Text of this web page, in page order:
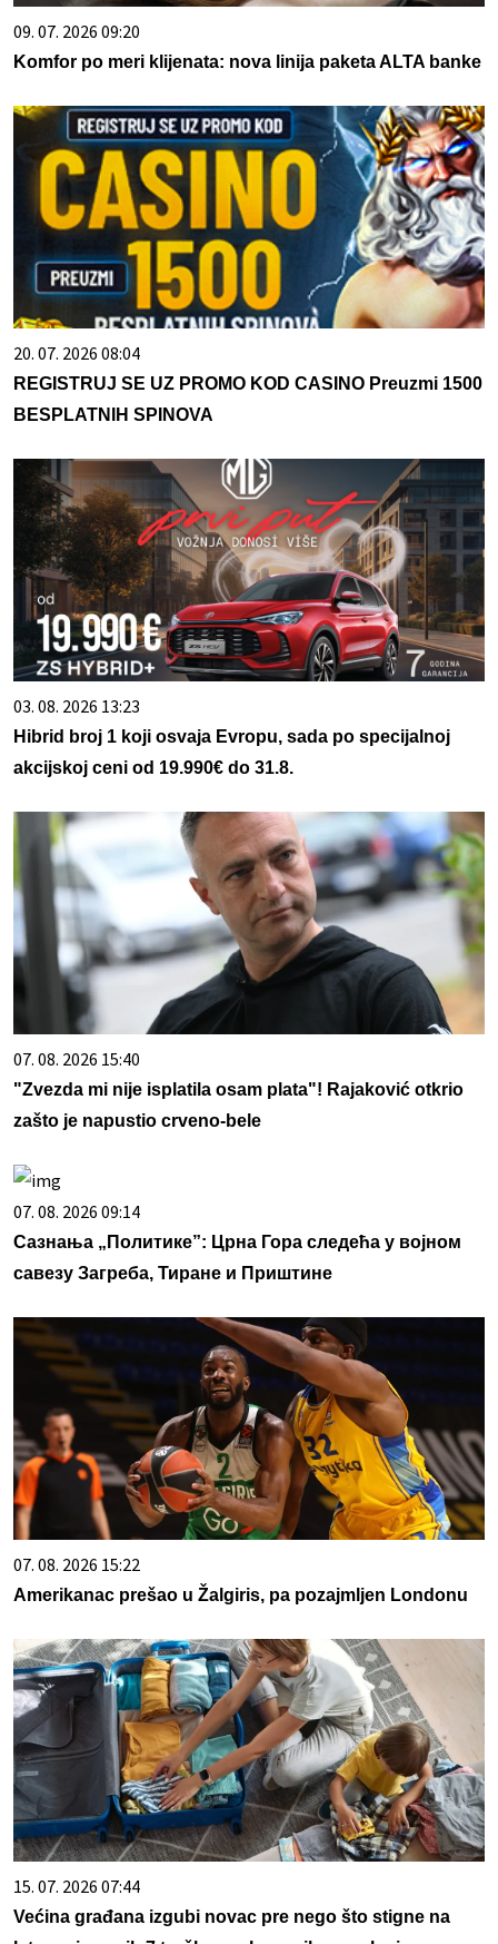
09. 07. 2026 09:20
Komfor po meri klijenata: nova linija paketa ALTA banke
20. 07. 2026 08:04
REGISTRUJ SE UZ PROMO KOD CASINO Preuzmi 1500
BESPLATNIH SPINOVA
03. 08. 2026 13:23
Hibrid broj 1 koji osvaja Evropu, sada po specijalnoj
akcijskoj ceni od 19.990€ do 31.8.
07. 08. 2026 15:40
"Zvezda mi nije isplatila osam plata"! Rajaković otkrio
zašto je napustio crveno-bele
07. 08. 2026 09:14
Сазнања „Политике”: Црна Гора следећа у војном
савезу Загреба, Тиране и Приштине
07. 08. 2026 15:22
Amerikanac prešao u Žalgiris, pa pozajmljen Londonu
15. 07. 2026 07:44
Većina građana izgubi novac pre nego što stigne na